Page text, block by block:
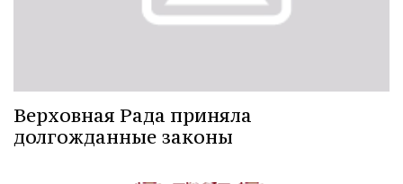
Верховная Рада приняла
долгожданные законы